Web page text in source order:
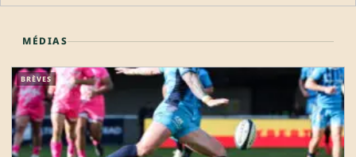
MÉDIAS
BRÈVES